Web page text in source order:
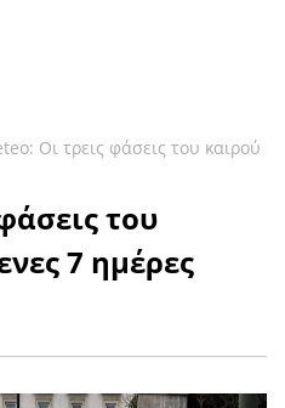
Οι τρεις φάσεις του καιρού
του
7 ημέρες